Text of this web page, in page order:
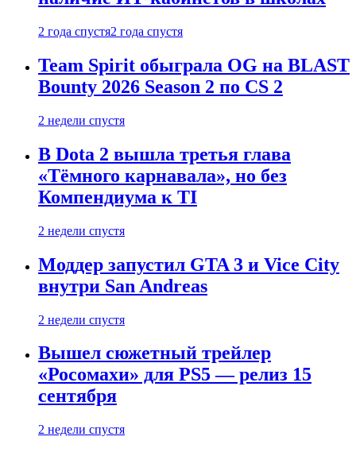
2 года спустя2 года спустя
Team Spirit обыграла OG на BLAST
Bounty 2026 Season 2 по CS 2
2 недели спустя
В Dota 2 вышла третья глава
«Тёмного карнавала», но без
Компендиума к TI
2 недели спустя
Моддер запустил GTA 3 и Vice City
внутри San Andreas
2 недели спустя
Вышел сюжетный трейлер
«Росомахи» для PS5 — релиз 15
сентября
2 недели спустя